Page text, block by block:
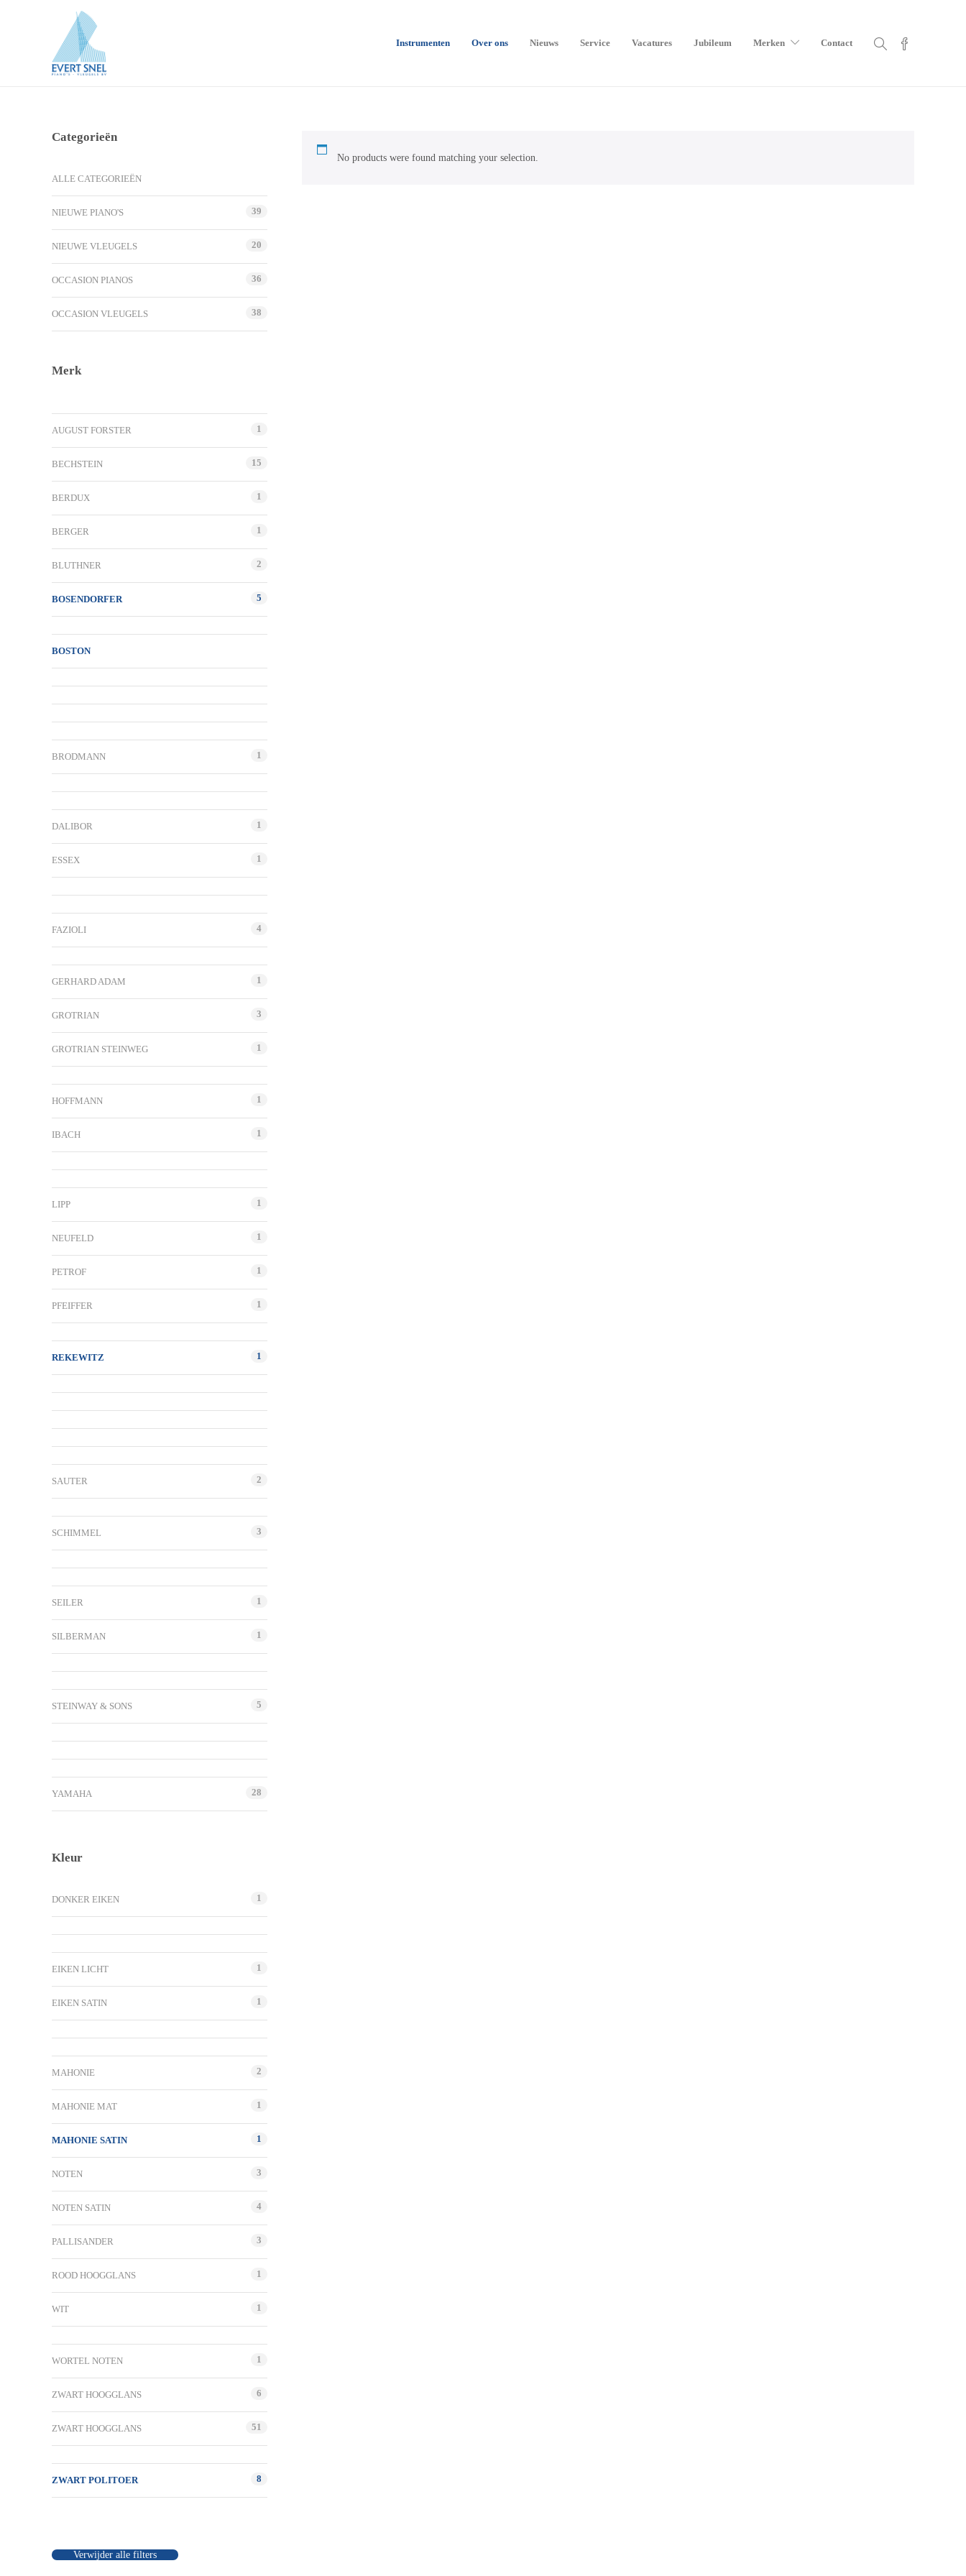
Instrumenten Over ons Nieuws Service Vacatures Jubileum Merken Contact
No products were found matching your selection.
Categorieën
ALLE CATEGORIEËN
NIEUWE PIANO'S 39
NIEUWE VLEUGELS 20
OCCASION PIANOS 36
OCCASION VLEUGELS 38
Merk
AUGUST FORSTER 1
BECHSTEIN 15
BERDUX 1
BERGER 1
BLUTHNER 2
BOSENDORFER 5
BOSTON
BRODMANN 1
DALIBOR 1
ESSEX 1
FAZIOLI 4
GERHARD ADAM 1
GROTRIAN 3
GROTRIAN STEINWEG 1
HOFFMANN 1
IBACH 1
LIPP 1
NEUFELD 1
PETROF 1
PFEIFFER 1
REKEWITZ 1
SAUTER 2
SCHIMMEL 3
SEILER 1
SILBERMAN 1
STEINWAY & SONS 5
YAMAHA 28
Kleur
DONKER EIKEN 1
EIKEN LICHT 1
EIKEN SATIN 1
MAHONIE 2
MAHONIE MAT 1
MAHONIE SATIN 1
NOTEN 3
NOTEN SATIN 4
PALLISANDER 3
ROOD HOOGGLANS 1
WIT 1
WORTEL NOTEN 1
ZWART HOOGGLANS 6
ZWART HOOGGLANS 51
ZWART POLITOER 8
Verwijder alle filters